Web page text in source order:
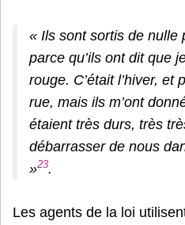
« Ils sont sortis de nulle
parce qu’ils ont dit que
rouge. C’était l’hiver, et
rue, mais ils m’ont
étaient très durs, très
débarrasser de nous
»23.
Les agents de la loi